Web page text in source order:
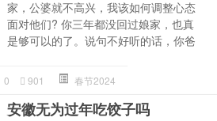
家，公婆就不高兴，我该如何调整心态
面对他们? 你三年都没回过娘家，也真
是够可以的了。说句不好听的话，你爸
0 901 春节2024
安徽无为过年吃饺子吗